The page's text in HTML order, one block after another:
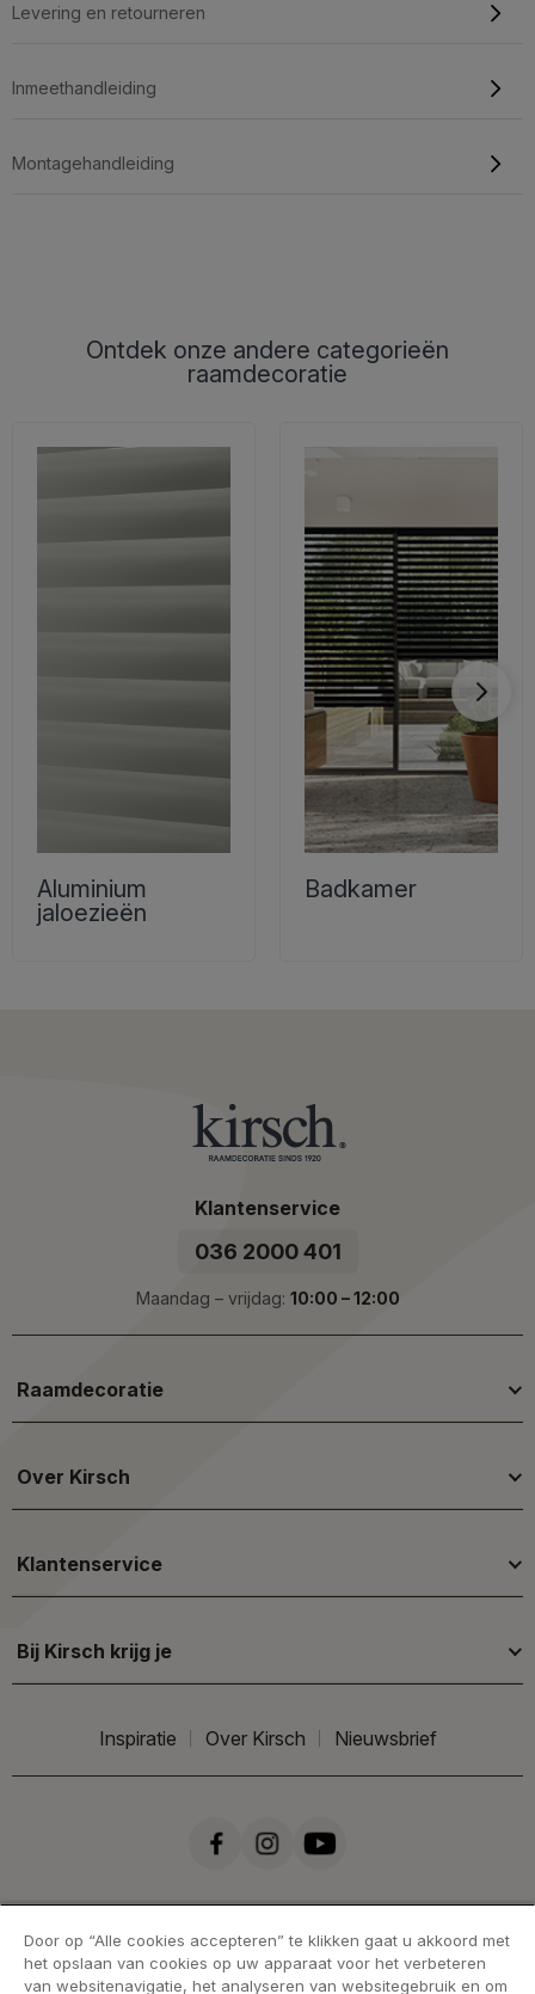
Levering en retourneren
Inmeethandleiding
Montagehandleiding
Ontdek onze andere categorieën
raamdecoratie
Aluminium
jaloezieën
Badkamer
Klantenservice
036 2000 401
Maandag – vrijdag: 10:00 – 12:00
Raamdecoratie
Over Kirsch
Klantenservice
Bij Kirsch krijg je
Inspiratie Over Kirsch Nieuwsbrief
Door op “Alle cookies accepteren” te klikken gaat u akkoord met
het opslaan van cookies op uw apparaat voor het verbeteren
van websitenavigatie, het analyseren van websitegebruik en om